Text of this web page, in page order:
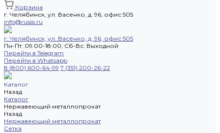
Корзина
г. Челябинск, ул. Васенко, д. 96, офис 505
info@russs.ru
г. Челябинск, ул. Васенко, д. 96, офис 505
Пн-Пт: 09:00-18:00, Cб-Вс: Выходной
Перейти в Telegram
Перейти в Whatsapp
8 (800) 600-64-99 7 (351) 200-26-22
Каталог
Назад
Каталог
Нержавеющий металлопрокат
Назад
Нержавеющий металлопрокат
Сетка